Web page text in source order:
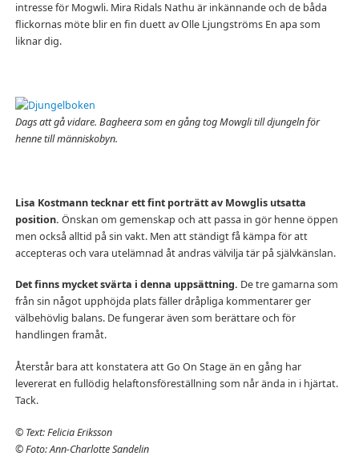
intresse för Mogwli. Mira Ridals Nathu är inkännande och de båda
flickornas möte blir en fin duett av Olle Ljungströms En apa som
liknar dig.
Dags att gå vidare. Bagheera som en gång tog Mowgli till djungeln för
henne till människobyn.
Lisa Kostmann tecknar ett fint porträtt av Mowglis utsatta
position. Önskan om gemenskap och att passa in gör henne öppen
men också alltid på sin vakt. Men att ständigt få kämpa för att
accepteras och vara utelämnad åt andras välvilja tär på självkänslan.
Det finns mycket svärta i denna uppsättning. De tre gamarna som
från sin något upphöjda plats fäller dråpliga kommentarer ger
välbehövlig balans. De fungerar även som berättare och för
handlingen framåt.
Återstår bara att konstatera att Go On Stage än en gång har
levererat en fullödig helaftonsföreställning som når ända in i hjärtat.
Tack.
© Text: Felicia Eriksson
© Foto: Ann-Charlotte Sandelin